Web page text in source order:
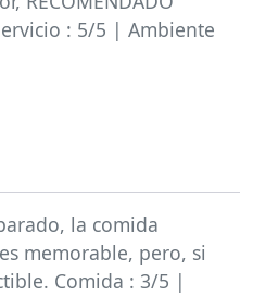
: 5/5 | Ambiente
la comida
memorable, pero, si
Comida : 3/5 |